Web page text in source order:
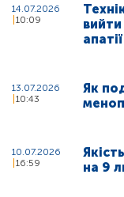
14.07.2026
10:09
апатії
13.07.2026
10:43
Як
10.07.2026
16:59
на 9